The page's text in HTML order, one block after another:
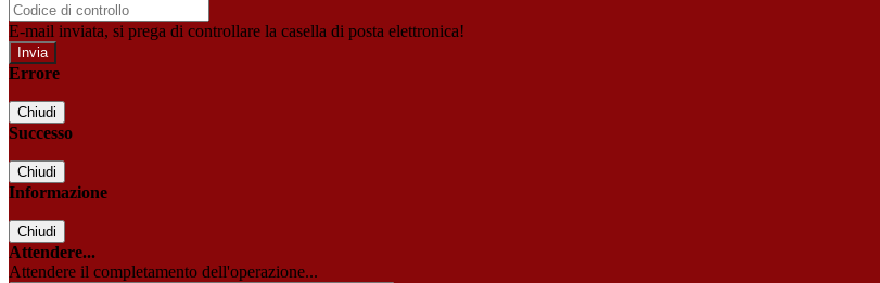
E-mail inviata, si prega di controllare la casella di posta elettronica!
Errore
Chiudi
Successo
Chiudi
Informazione
Chiudi
Attendere...
Attendere il completamento dell'operazione...